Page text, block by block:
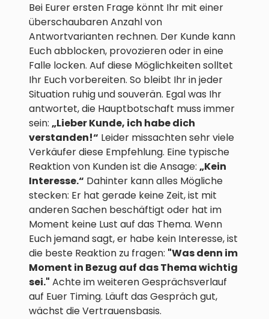
Bei Eurer ersten Frage könnt Ihr mit einer
überschaubaren Anzahl von
Antwortvarianten rechnen. Der Kunde kann
Euch abblocken, provozieren oder in eine
Falle locken. Auf diese Möglichkeiten solltet
Ihr Euch vorbereiten. So bleibt Ihr in jeder
Situation ruhig und souverän. Egal was Ihr
antwortet, die Hauptbotschaft muss immer
sein: „Lieber Kunde, ich habe dich
verstanden!“ Leider missachten sehr viele
Verkäufer diese Empfehlung. Eine typische
Reaktion von Kunden ist die Ansage: „Kein
Interesse.“ Dahinter kann alles Mögliche
stecken: Er hat gerade keine Zeit, ist mit
anderen Sachen beschäftigt oder hat im
Moment keine Lust auf das Thema. Wenn
Euch jemand sagt, er habe kein Interesse, ist
die beste Reaktion zu fragen: "Was denn im
Moment in Bezug auf das Thema wichtig
sei." Achte im weiteren Gesprächsverlauf
auf Euer Timing. Läuft das Gespräch gut,
wächst die Vertrauensbasis.